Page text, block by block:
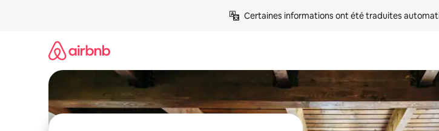
Certaines informations ont été traduites